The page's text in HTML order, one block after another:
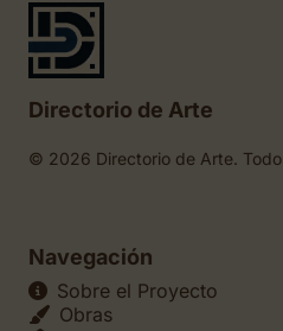
Directorio de Arte
© 2026 Directorio de Arte.
Navegación
Sobre el Proyecto
Obras